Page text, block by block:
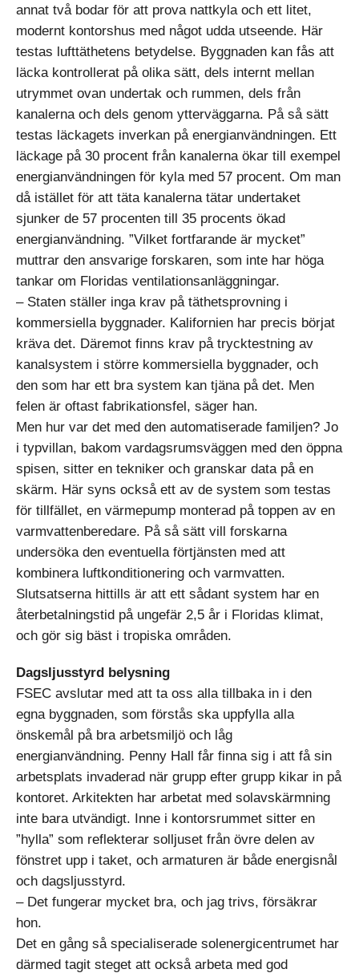
annat två bodar för att prova nattkyla och ett litet,
modernt kontorshus med något udda utseende. Här
testas lufttäthetens betydelse. Byggnaden kan fås att
läcka kontrollerat på olika sätt, dels internt mellan
utrymmet ovan undertak och rummen, dels från
kanalerna och dels genom ytterväggarna. På så sätt
testas läckagets inverkan på energianvändningen. Ett
läckage på 30 procent från kanalerna ökar till exempel
energianvändningen för kyla med 57 procent. Om man
då istället för att täta kanalerna tätar undertaket
sjunker de 57 procenten till 35 procents ökad
energianvändning. ”Vilket fortfarande är mycket”
muttrar den ansvarige forskaren, som inte har höga
tankar om Floridas ventilationsanläggningar.
– Staten ställer inga krav på täthetsprovning i
kommersiella byggnader. Kalifornien har precis börjat
kräva det. Däremot finns krav på trycktestning av
kanalsystem i större kommersiella byggnader, och
den som har ett bra system kan tjäna på det. Men
felen är oftast fabrikationsfel, säger han.
Men hur var det med den automatiserade familjen? Jo
i typvillan, bakom vardagsrumsväggen med den öppna
spisen, sitter en tekniker och granskar data på en
skärm. Här syns också ett av de system som testas
för tillfället, en värmepump monterad på toppen av en
varmvattenberedare. På så sätt vill forskarna
undersöka den eventuella förtjänsten med att
kombinera luftkonditionering och varmvatten.
Slutsatserna hittills är att ett sådant system har en
återbetalningstid på ungefär 2,5 år i Floridas klimat,
och gör sig bäst i tropiska områden.
Dagsljusstyrd belysning
FSEC avslutar med att ta oss alla tillbaka in i den
egna byggnaden, som förstås ska uppfylla alla
önskemål på bra arbetsmiljö och låg
energianvändning. Penny Hall får finna sig i att få sin
arbetsplats invaderad när grupp efter grupp kikar in på
kontoret. Arkitekten har arbetat med solavskärmning
inte bara utvändigt. Inne i kontorsrummet sitter en
”hylla” som reflekterar solljuset från övre delen av
fönstret upp i taket, och armaturen är både energisnål
och dagsljusstyrd.
– Det fungerar mycket bra, och jag trivs, försäkrar
hon.
Det en gång så specialiserade solenergicentrumet har
därmed tagit steget att också arbeta med god